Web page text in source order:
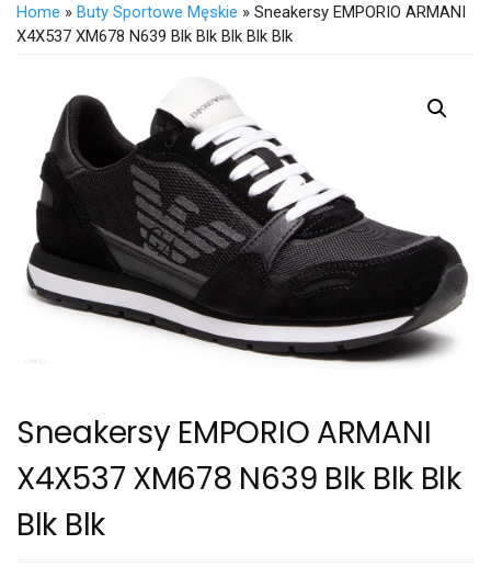
Home » Buty Sportowe Męskie » Sneakersy EMPORIO ARMANI
X4X537 XM678 N639 Blk Blk Blk Blk Blk
Sneakersy EMPORIO ARMANI
X4X537 XM678 N639 Blk Blk Blk
Blk Blk